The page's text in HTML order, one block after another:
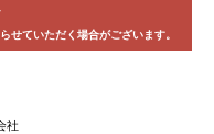
せていただく場合がございます。
社